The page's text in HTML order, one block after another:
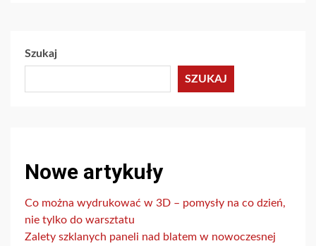
Szukaj
SZUKAJ
Nowe artykuły
Co można wydrukować w 3D – pomysły na co dzień,
nie tylko do warsztatu
Zalety szklanych paneli nad blatem w nowoczesnej